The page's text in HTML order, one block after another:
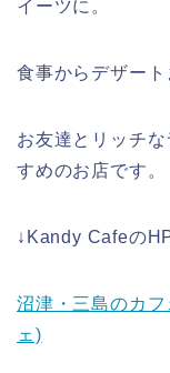
イーツに。
食事からデザート
お友達とリッチ
すめのお店です。
↓Kandy Cafeの
沼津・三島のカ
ェ)